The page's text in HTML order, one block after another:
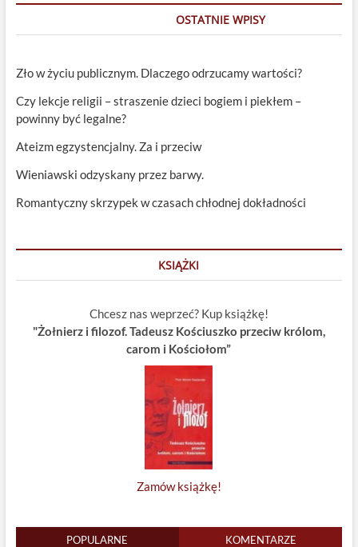
OSTATNIE WPISY
Zło w życiu publicznym. Dlaczego odrzucamy wartości?
Czy lekcje religii – straszenie dzieci bogiem i piekłem –
powinny być legalne?
Ateizm egzystencjalny. Za i przeciw
Wieniawski odzyskany przez barwy.
Romantyczny skrzypek w czasach chłodnej dokładności
KSIĄŻKI
Chcesz nas weprzeć? Kup książkę!
"Żołnierz i filozof. Tadeusz Kościuszko przeciw królom,
carom i Kościołom”
Zamów książkę!
POPULARNE KOMENTARZE